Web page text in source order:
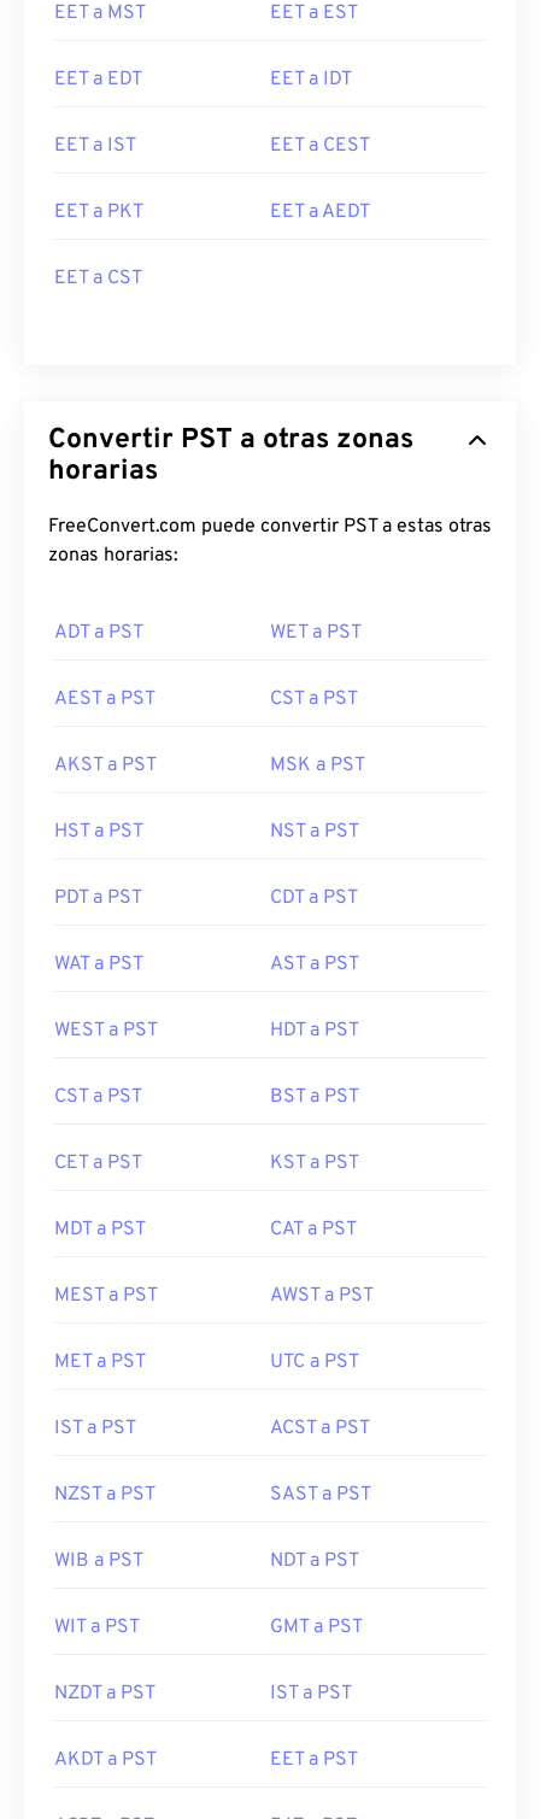
EET a MST EET a EST
EET a EDT EET a IDT
EET a IST EET a CEST
EET a PKT EET a AEDT
EET a CST
Convertir PST a otras zonas
horarias
FreeConvert.com puede convertir PST a estas otras
zonas horarias:
ADT a PST WET a PST
AEST a PST CST a PST
AKST a PST MSK a PST
HST a PST NST a PST
PDT a PST CDT a PST
WAT a PST AST a PST
WEST a PST HDT a PST
CST a PST BST a PST
CET a PST KST a PST
MDT a PST CAT a PST
MEST a PST AWST a PST
MET a PST UTC a PST
IST a PST ACST a PST
NZST a PST SAST a PST
WIB a PST NDT a PST
WIT a PST GMT a PST
NZDT a PST IST a PST
AKDT a PST EET a PST